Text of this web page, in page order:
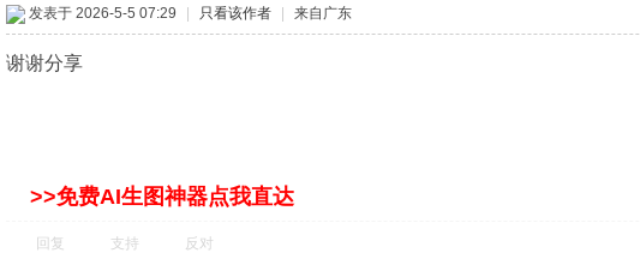
发表于 2026-5-5 07:29 只看该作者 来自广东
谢谢分享
>>免费AI生图神器点我直达
回复 支持 反对